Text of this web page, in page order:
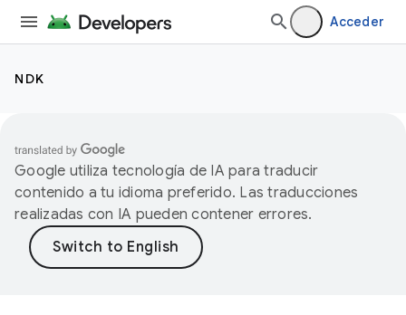
Acceder
NDK
Google utiliza tecnología de IA para traducir
contenido a tu idioma preferido. Las traducciones
realizadas con IA pueden contener errores.